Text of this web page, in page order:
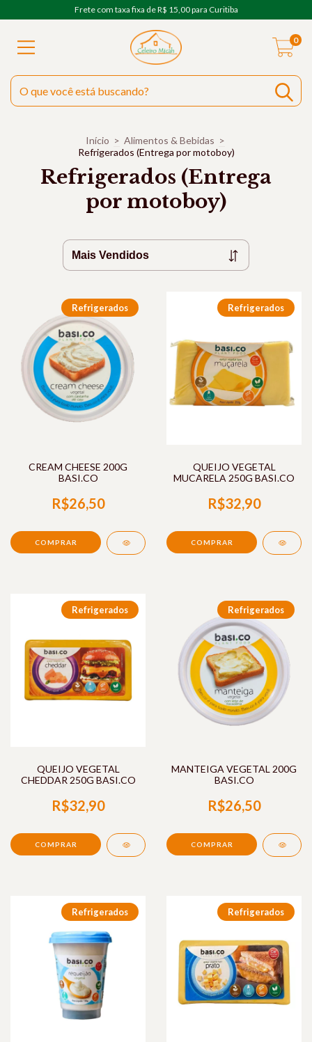
Frete com taxa fixa de R$ 15,00 para Curitiba
0
Início > Alimentos & Bebidas >
Refrigerados (Entrega por motoboy)
Refrigerados (Entrega
por motoboy)
Refrigerados
CREAM CHEESE 200G
BASI.CO
R$26,50
Refrigerados
QUEIJO VEGETAL
MUCARELA 250G BASI.CO
R$32,90
Refrigerados
QUEIJO VEGETAL
CHEDDAR 250G BASI.CO
R$32,90
Refrigerados
MANTEIGA VEGETAL 200G
BASI.CO
R$26,50
Refrigerados Refrigerados